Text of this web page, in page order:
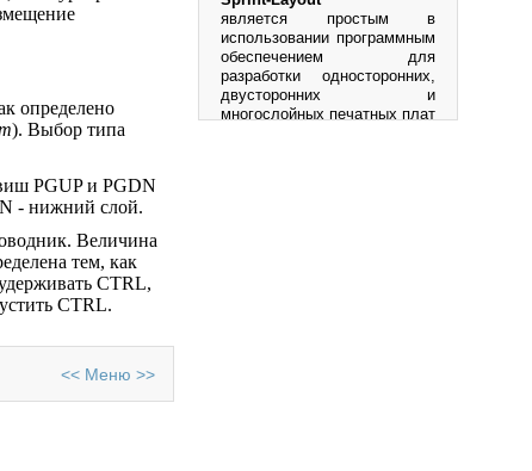
определено
). Выбор типа
PGUP и PGDN
- нижний слой.
Величина
тем, как
CTRL,
CTRL.
<< Меню >>
Просмотров: 45887
является простым в
использовании программным
обеспечением для
разработки односторонних,
двусторонних и
многослойных печатных плат